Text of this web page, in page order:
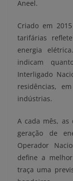
Aneel.
Criado em
tarifárias
energia
indicam
Interligado
residências,
indústrias.
A cada mês, as
geração de
Operador
define a
traça uma